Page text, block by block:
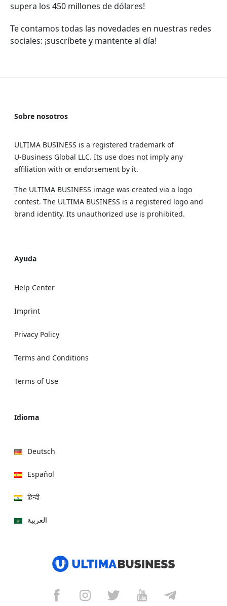
supera los 450 millones de dólares!
Te contamos todas las novedades en nuestras redes
sociales: ¡suscríbete y mantente al día!
Sobre nosotros
ULTIMA BUSINESS is a registered trademark of
U‑Business Global LLC. Its use does not imply any
affiliation with or endorsement by it.
The ULTIMA BUSINESS image was created via a logo
contest. The ULTIMA BUSINESS is a registered logo and
brand identity. Its unauthorized use is prohibited.
Ayuda
Help Center
Imprint
Privacy Policy
Terms and Conditions
Terms of Use
Idioma
Deutsch
Español
हिन्दी
العربية
Italiano
Français